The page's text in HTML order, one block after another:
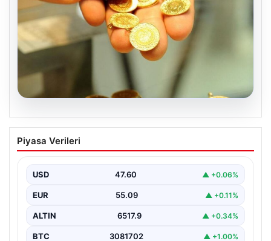
05.08.2026
Altın fiyatları canlı 2 Nisan 2026: Altın
fiyatları ne kadar oldu? Gram, çeyrek,
fiyatları
Piyasa Verileri
USD 47.60 ▲ +0.06%
EUR 55.09 ▲ +0.11%
ALTIN 6517.9 ▲ +0.34%
BTC 3081702 ▲ +1.00%